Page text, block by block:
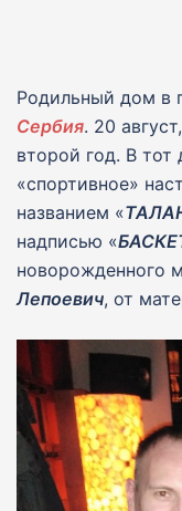
Родильный дом в
Сербия. 20
второй год. В тот
«спортивное»
названием «
надписью «
новорожденного
Лепоевич, от